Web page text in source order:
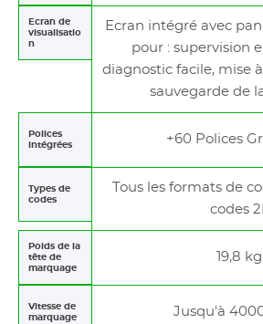
Ecran de
visualisatio
n
Ecran intégré avec
pour : supervision
diagnostic facile, mise
sauvegarde de
Polices
intégrées
+60 Polices
Types de
codes
Tous les formats de
codes
Poids de la
tête de
marquage
19,8 kg
Vitesse de
marquage
Jusqu'à